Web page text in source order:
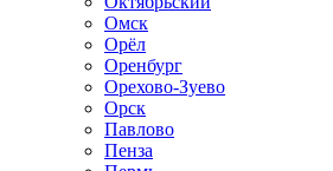
Омск
Орёл
Оренбург
Орехово-Зуево
Орск
Павлово
Пенза